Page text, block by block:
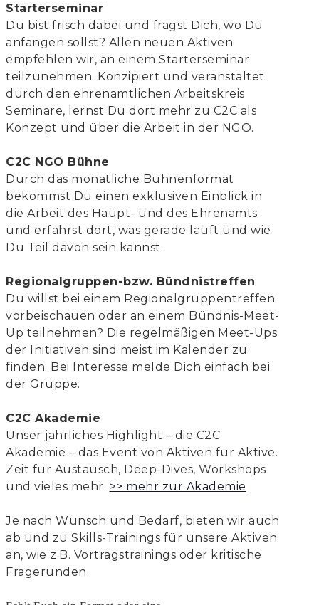
Starterseminar
Du bist frisch dabei und fragst Dich, wo Du
anfangen sollst? Allen neuen Aktiven
empfehlen wir, an einem Starterseminar
teilzunehmen. Konzipiert und veranstaltet
durch den ehrenamtlichen Arbeitskreis
Seminare, lernst Du dort mehr zu C2C als
Konzept und über die Arbeit in der NGO.
C2C NGO Bühne
Durch das monatliche Bühnenformat
bekommst Du einen exklusiven Einblick in
die Arbeit des Haupt- und des Ehrenamts
und erfährst dort, was gerade läuft und wie
Du Teil davon sein kannst.
Regionalgruppen-bzw. Bündnistreffen
Du willst bei einem Regionalgruppentreffen
vorbeischauen oder an einem Bündnis-Meet-
Up teilnehmen? Die regelmäßigen Meet-Ups
der Initiativen sind meist im Kalender zu
finden. Bei Interesse melde Dich einfach bei
der Gruppe.
C2C Akademie
Unser jährliches Highlight – die C2C
Akademie – das Event von Aktiven für Aktive.
Zeit für Austausch, Deep-Dives, Workshops
und vieles mehr. >> mehr zur Akademie
Je nach Wunsch und Bedarf, bieten wir auch
ab und zu Skills-Trainings für unsere Aktiven
an, wie z.B. Vortragstrainings oder kritische
Fragerunden.